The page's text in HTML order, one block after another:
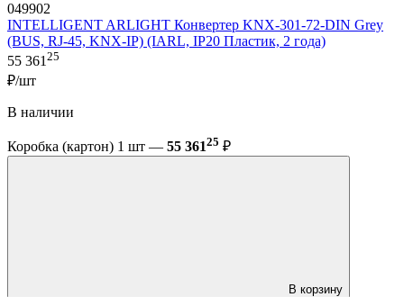
049902
INTELLIGENT ARLIGHT Конвертер KNX-301-72-DIN Grey
(BUS, RJ-45, KNX-IP) (IARL, IP20 Пластик, 2 года)
55 36125
₽/шт
В наличии
Коробка (картон) 1 шт — 55 36125 ₽
В корзину